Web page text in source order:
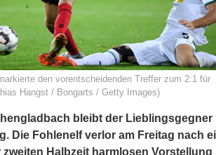
den vorentscheidenden Treffer zum 2:1 für
Hangst / Bongarts / Getty Images)
bleibt der Lieblingsgegner
Die Fohlenelf verlor am Freitag nach
zweiten Halbzeit harmlosen Vorstellung